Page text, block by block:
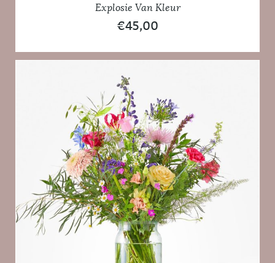
Explosie Van Kleur
€45,00